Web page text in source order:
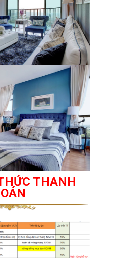
THANH